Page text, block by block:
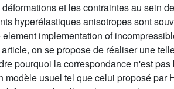
et les contraintes au sein
hyperélastiques anisotropes sont
implementation of
on se propose de réaliser une
pourquoi la correspondance n'est
modèle usuel tel que celui proposé par